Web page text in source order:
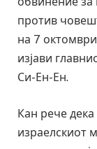
против
на 7 октомври
изјави
Си-Ен-Ен.
Кан рече
израелскиот